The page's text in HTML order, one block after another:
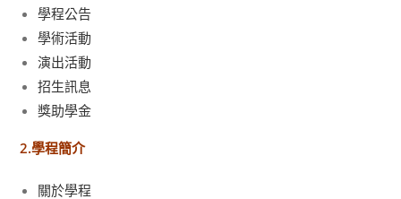
學程公告
學術活動
演出活動
招生訊息
獎助學金
2.學程簡介
關於學程